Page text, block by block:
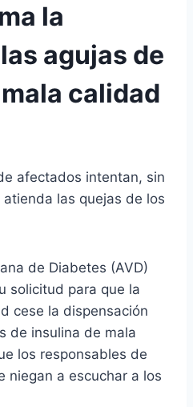
la
agujas de
calidad
afectados intentan, sin
las quejas de los
de Diabetes (AVD)
solicitud para que la
cese la dispensación
de insulina de mala
los responsables de
niegan a escuchar a los